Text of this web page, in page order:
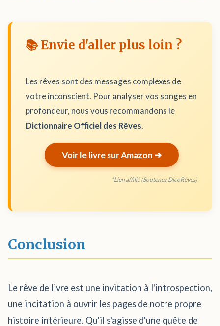
📚 Envie d'aller plus loin ?
Les rêves sont des messages complexes de
votre inconscient. Pour analyser vos songes en
profondeur, nous vous recommandons le
Dictionnaire Officiel des Rêves.
Voir le livre sur Amazon ➔
*Lien affilié (Soutenez DicoRêves)
Conclusion
Le rêve de livre est une invitation à l'introspection,
une incitation à ouvrir les pages de notre propre
histoire intérieure. Qu'il s'agisse d'une quête de